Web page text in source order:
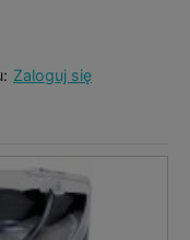
Zaloguj się